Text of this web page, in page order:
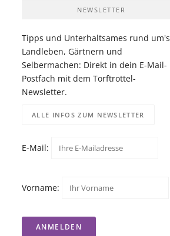
NEWSLETTER
Tipps und Unterhaltsames rund um's
Landleben, Gärtnern und
Selbermachen: Direkt in dein E-Mail-
Postfach mit dem Torftrottel-
Newsletter.
ALLE INFOS ZUM NEWSLETTER
E-Mail:
Vorname: